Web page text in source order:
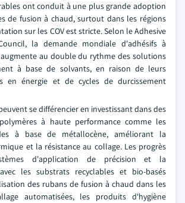
ont conduit à une plus grande adoption
de fusion à chaud, surtout dans les régions
sur les COV est stricte. Selon le Adhesive
la demande mondiale d'adhésifs à
au double du rythme des solutions
à base de solvants, en raison de leurs
en énergie et de cycles de durcissement
se différencier en investissant dans des
à haute performance comme les
à base de métallocène, améliorant la
et la résistance au collage. Les progrès
d'application de précision et la
les substrats recyclables et bio-basés
des rubans de fusion à chaud dans les
automatisées, les produits d'hygiène